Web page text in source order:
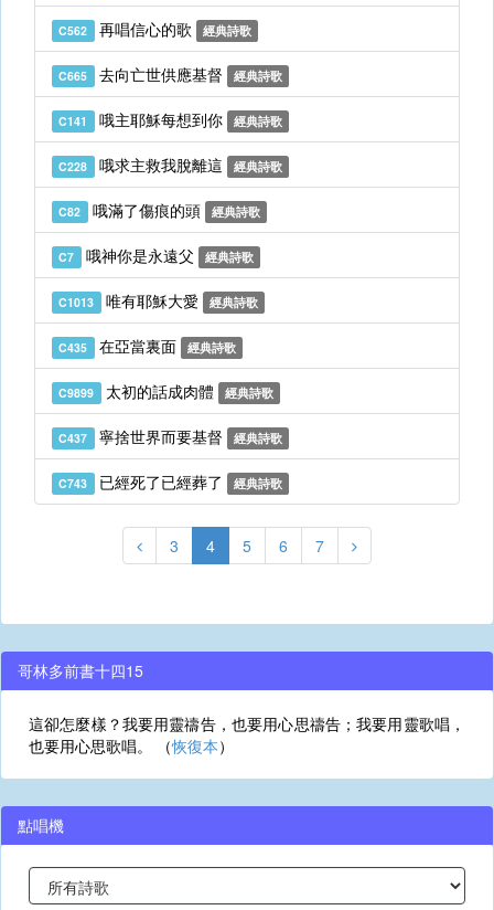
C562 再唱信心的歌 經典詩歌
C665 去向亡世供應基督 經典詩歌
C141 哦主耶穌每想到你 經典詩歌
C228 哦求主救我脫離這 經典詩歌
C82 哦滿了傷痕的頭 經典詩歌
C7 哦神你是永遠父 經典詩歌
C1013 唯有耶穌大愛 經典詩歌
C435 在亞當裏面 經典詩歌
C9899 太初的話成肉體 經典詩歌
C437 寧捨世界而要基督 經典詩歌
C743 已經死了已經葬了 經典詩歌
3 4 5 6 7
哥林多前書十四15
這卻怎麼樣？我要用靈禱告，也要用心思禱告；我要用靈歌唱，
也要用心思歌唱。 （恢復本）
點唱機